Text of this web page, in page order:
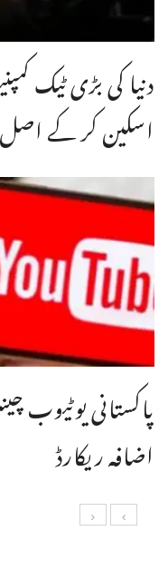
دنیا کی بڑی ٹیک
اسکین کر کے
پاکستانی یوٹیوب
اضافہ ریکارڈ